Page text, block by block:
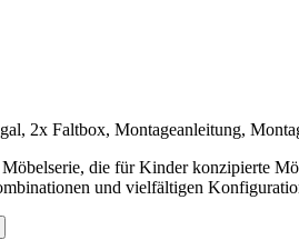
2x Faltbox, Montageanleitung,
die für Kinder konzipierte
und vielfältigen